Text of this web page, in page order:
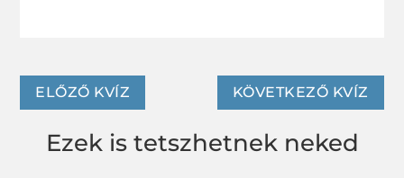
ELŐZŐ KVÍZ KÖVETKEZŐ KVÍZ
Ezek is tetszhetnek neked